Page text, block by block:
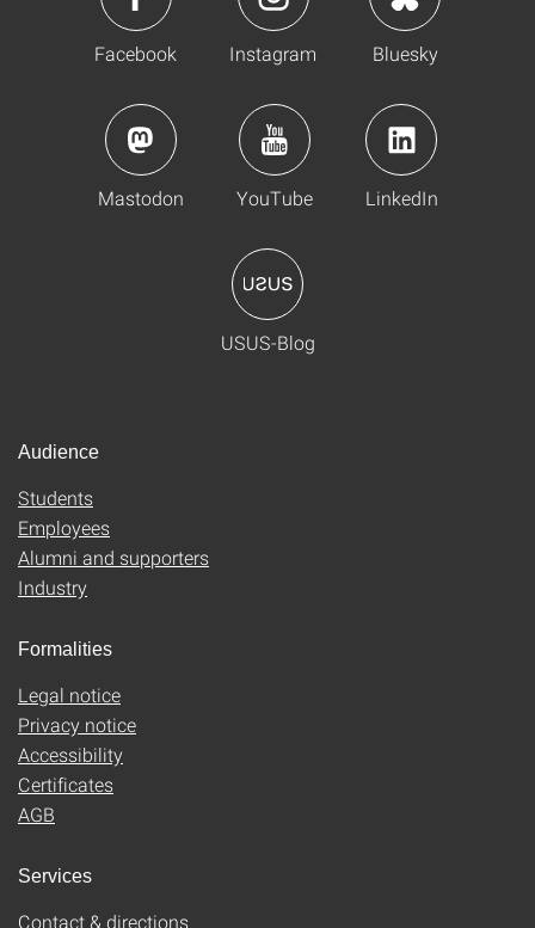
Facebook Instagram Bluesky
Mastodon YouTube LinkedIn
USUS-Blog
Audience
Students
Employees
Alumni and supporters
Industry
Formalities
Legal notice
Privacy notice
Accessibility
Certificates
AGB
Services
Contact & directions